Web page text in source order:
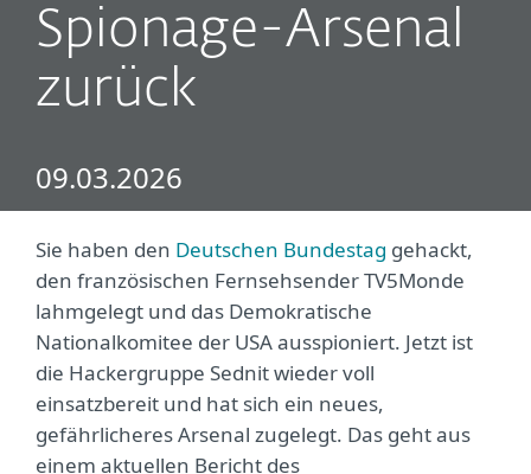
Spionage-Arsenal
zurück
09.03.2026
Sie haben den Deutschen Bundestag gehackt,
den französischen Fernsehsender TV5Monde
lahmgelegt und das Demokratische
Nationalkomitee der USA ausspioniert. Jetzt ist
die Hackergruppe Sednit wieder voll
einsatzbereit und hat sich ein neues,
gefährlicheres Arsenal zugelegt. Das geht aus
einem aktuellen Bericht des